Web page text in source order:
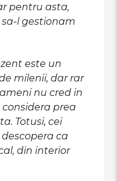
pentru asta,
l gestionam
este un
milenii, dar rar
nu cred in
prea
Totusi, cei
ca
din interior